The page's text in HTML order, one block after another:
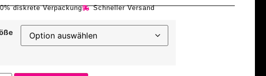
diskrete Verpackung Schneller Versand